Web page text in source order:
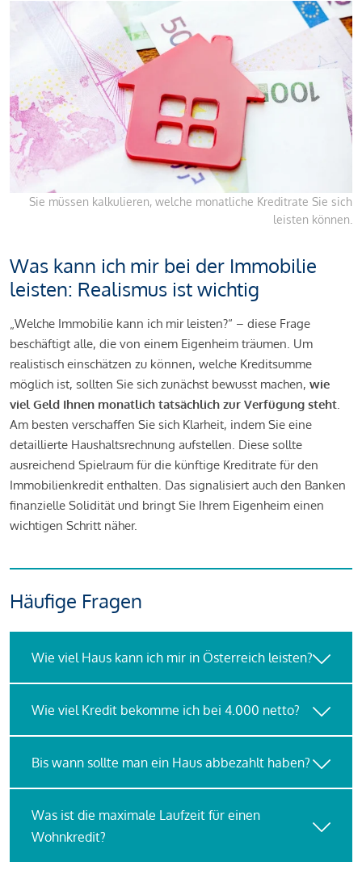
Sie müssen kalkulieren, welche monatliche Kreditrate Sie sich
leisten können.
Was kann ich mir bei der Immobilie
leisten: Realismus ist wichtig
„Welche Immobilie kann ich mir leisten?“ – diese Frage
beschäftigt alle, die von einem Eigenheim träumen. Um
realistisch einschätzen zu können, welche Kreditsumme
möglich ist, sollten Sie sich zunächst bewusst machen, wie
viel Geld Ihnen monatlich tatsächlich zur Verfügung steht.
Am besten verschaffen Sie sich Klarheit, indem Sie eine
detaillierte Haushaltsrechnung aufstellen. Diese sollte
ausreichend Spielraum für die künftige Kreditrate für den
Immobilienkredit enthalten. Das signalisiert auch den Banken
finanzielle Solidität und bringt Sie Ihrem Eigenheim einen
wichtigen Schritt näher.
Häufige Fragen
Wie viel Haus kann ich mir in Österreich leisten?
Wie viel Kredit bekomme ich bei 4.000 netto?
Bis wann sollte man ein Haus abbezahlt haben?
Was ist die maximale Laufzeit für einen
Wohnkredit?